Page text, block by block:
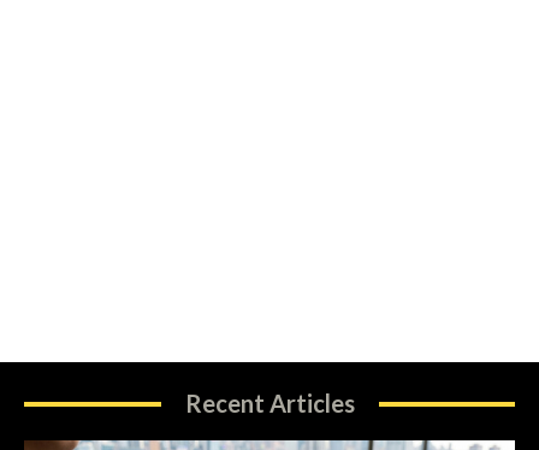
Recent Articles